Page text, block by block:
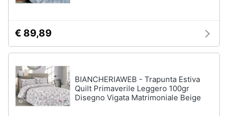
€ 89,89
BIANCHERIAWEB - Trapunta Estiva
Quilt Primaverile Leggero 100gr
Disegno Vigata Matrimoniale Beige